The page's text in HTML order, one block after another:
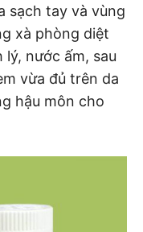
sạch tay và vùng
xà phòng diệt
lý, nước ấm, sau
vừa đủ trên da
hậu môn cho